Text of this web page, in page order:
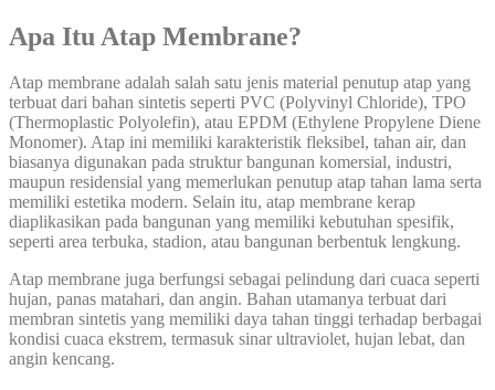
Apa Itu Atap Membrane?
Atap membrane adalah salah satu jenis material penutup atap yang
terbuat dari bahan sintetis seperti PVC (Polyvinyl Chloride), TPO
(Thermoplastic Polyolefin), atau EPDM (Ethylene Propylene Diene
Monomer). Atap ini memiliki karakteristik fleksibel, tahan air, dan
biasanya digunakan pada struktur bangunan komersial, industri,
maupun residensial yang memerlukan penutup atap tahan lama serta
memiliki estetika modern. Selain itu, atap membrane kerap
diaplikasikan pada bangunan yang memiliki kebutuhan spesifik,
seperti area terbuka, stadion, atau bangunan berbentuk lengkung.
Atap membrane juga berfungsi sebagai pelindung dari cuaca seperti
hujan, panas matahari, dan angin. Bahan utamanya terbuat dari
membran sintetis yang memiliki daya tahan tinggi terhadap berbagai
kondisi cuaca ekstrem, termasuk sinar ultraviolet, hujan lebat, dan
angin kencang.